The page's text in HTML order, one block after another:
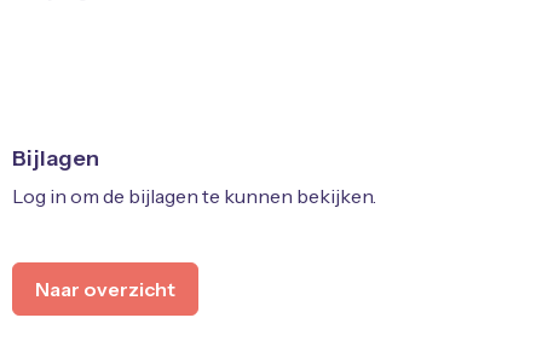
Bijlagen
Log in om de bijlagen te kunnen bekijken.
Naar overzicht